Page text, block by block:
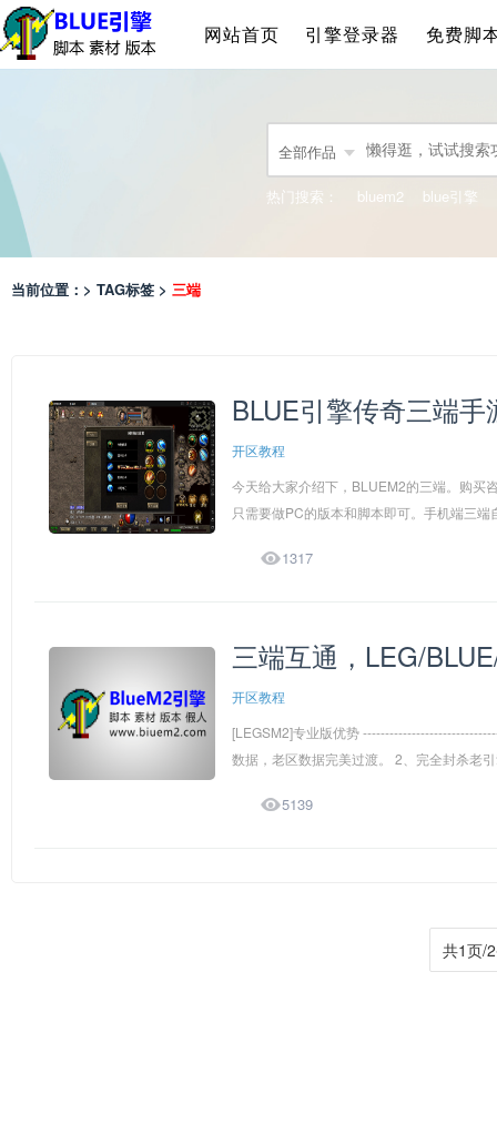
网站首页 引擎登录器 免费脚
全部作品
热门搜索： bluem2 blue引擎
当前位置：> TAG标签 > 三端
BLUE引擎传奇三端
开区教程
今天给大家介绍下，BLUEM2的三端。购买
只需要做PC的版本和脚本即可。手机端三
1317
三端互通，LEG/
开区教程
[LEGSM2]专业版优势
数据，老区数据完美过渡。 2、完全封杀老
5139
共1页/